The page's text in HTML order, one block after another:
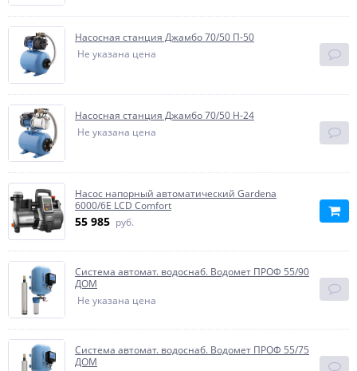
Насосная станция Джамбо 70/50 П-50
Не указана цена
Насосная станция Джамбо 70/50 Н-24
Не указана цена
Насос напорный автоматический Gardena
6000/6E LCD Comfort
55 985 руб.
Система автомат. водоснаб. Водомет ПРОФ 55/90
ДОМ
Не указана цена
Система автомат. водоснаб. Водомет ПРОФ 55/75
ДОМ